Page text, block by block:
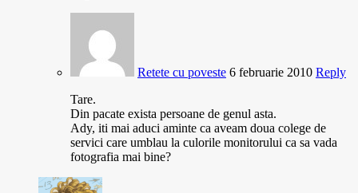
Retete cu poveste 6 februarie 2010 Reply
Tare.
Din pacate exista persoane de genul asta.
Ady, iti mai aduci aminte ca aveam doua colege de
servici care umblau la culorile monitorului ca sa vada
fotografia mai bine?